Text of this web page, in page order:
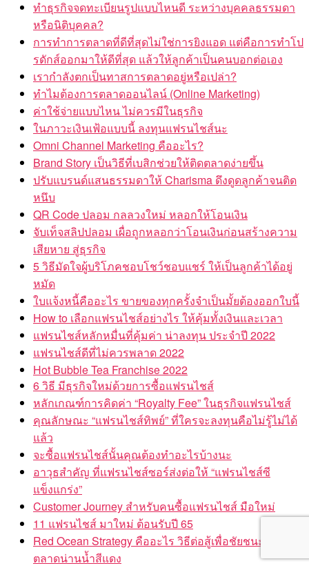
ทำธุรกิจจดทะเบียนรูปแบบไหนดี ระหว่างบุคคลธรรมดา
หรือนิติบุคคล?
การทำการตลาดที่ดีที่สุดไม่ใช่การยิงแอด แต่คือการทำโป
รดักส์ออกมาให้ดีที่สุด แล้วให้ลูกค้าเป็นคนบอกต่อเอง
เรากำลังตกเป็นทาสการตลาดอยู่หรือเปล่า?
ทำไมต้องการตลาดออนไลน์ (Online Marketing)
ค่าใช้จ่ายแบบไหน ไม่ควรมีในธุรกิจ
ในภาวะเงินเฟ้อแบบนี้ ลงทุนแฟรนไชส์นะ
Omni Channel Marketing คืออะไร?
Brand Story เป็นวิธีที่เบสิกช่วยให้ติดตลาดง่ายขึ้น
ปรับแบรนด์แสนธรรมดาให้ Charisma ดึงดูดลูกค้าจนติด
หนึบ
QR Code ปลอม กลลวงใหม่ หลอกให้โอนเงิน
จับเท็จสลิปปลอม เผื่อถูกหลอกว่าโอนเงินก่อนสร้างความ
เสียหาย สู่ธุรกิจ
5 วิธีมัดใจผู้บริโภคชอบโชว์ชอบแชร์ ให้เป็นลูกค้าได้อยู่
หมัด
ใบแจ้งหนี้คืออะไร ขายของทุกครั้งจำเป็นมั้ยต้องออกใบนี้
How to เลือกแฟรนไชส์อย่างไร ให้คุ้มทั้งเงินและเวลา
แฟรนไชส์หลักหมื่นที่คุ้มค่า น่าลงทุน ประจำปี 2022
แฟรนไชส์ดีที่ไม่ควรพลาด 2022
Hot Bubble Tea Franchise 2022
6 วิธี มีธุรกิจใหม่ด้วยการซื้อแฟรนไชส์
หลักเกณฑ์การคิดค่า “Royalty Fee” ในธุรกิจแฟรนไชส์
คุณลักษณะ “แฟรนไชส์ทิพย์” ที่ใครจะลงทุนคือไม่รู้ไม่ได้
แล้ว
จะซื้อแฟรนไชส์นั้นคุณต้องทำอะไรบ้างนะ
อาวุธสำคัญ ที่แฟรนไชส์ซอร์ส่งต่อให้ “แฟรนไชส์ซี
แข็งแกร่ง”
Customer Journey สำหรับคนซื้อแฟรนไชส์ มือใหม่
11 แฟรนไชส์ มาใหม่ ต้อนรับปี 65
Red Ocean Strategy คืออะไร วิธีต่อสู้เพื่อชัยชนะใน
ตลาดน่านน้ำสีแดง